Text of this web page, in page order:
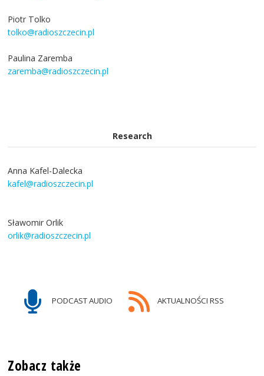
Piotr Tolko
tolko@radioszczecin.pl
Paulina Zaremba
zaremba@radioszczecin.pl
Research
Anna Kafel-Dalecka
kafel@radioszczecin.pl
Sławomir Orlik
orlik@radioszczecin.pl
PODCAST AUDIO AKTUALNOŚCI RSS
Zobacz także